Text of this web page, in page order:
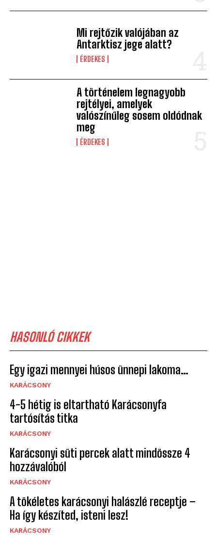
Mi rejtőzik valójában az
Antarktisz jege alatt?
ÉRDEKES
A történelem legnagyobb
rejtélyei, amelyek
valószínűleg sosem oldódnak
meg
ÉRDEKES
HASONLÓ CIKKEK
Egy igazi mennyei húsos ünnepi lakoma…
KARÁCSONY
4-5 hétig is eltartható Karácsonyfa
tartósítás titka
KARÁCSONY
Karácsonyi süti percek alatt mindössze 4
hozzávalóból
KARÁCSONY
A tökéletes karácsonyi halászlé receptje –
Ha így készíted, isteni lesz!
KARÁCSONY